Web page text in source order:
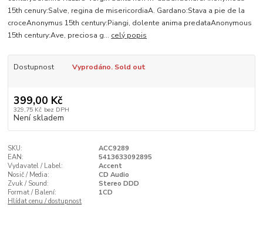
15th cenury:Salve, regina de misericordiaA. Gardano:Stava a pie de la
croceAnonymus 15th century:Piangi, dolente anima predataAnonymous
15th century:Ave, preciosa g... celý popis
Dostupnost Vyprodáno. Sold out
399,00 Kč
329,75 Kč bez DPH
Není skladem
SKU:
ACC9289
EAN:
5413633092895
Vydavatel / Label:
Accent
Nosič / Media:
CD Audio
Zvuk / Sound:
Stereo DDD
Format / Balení:
1CD
Hlídat cenu / dostupnost